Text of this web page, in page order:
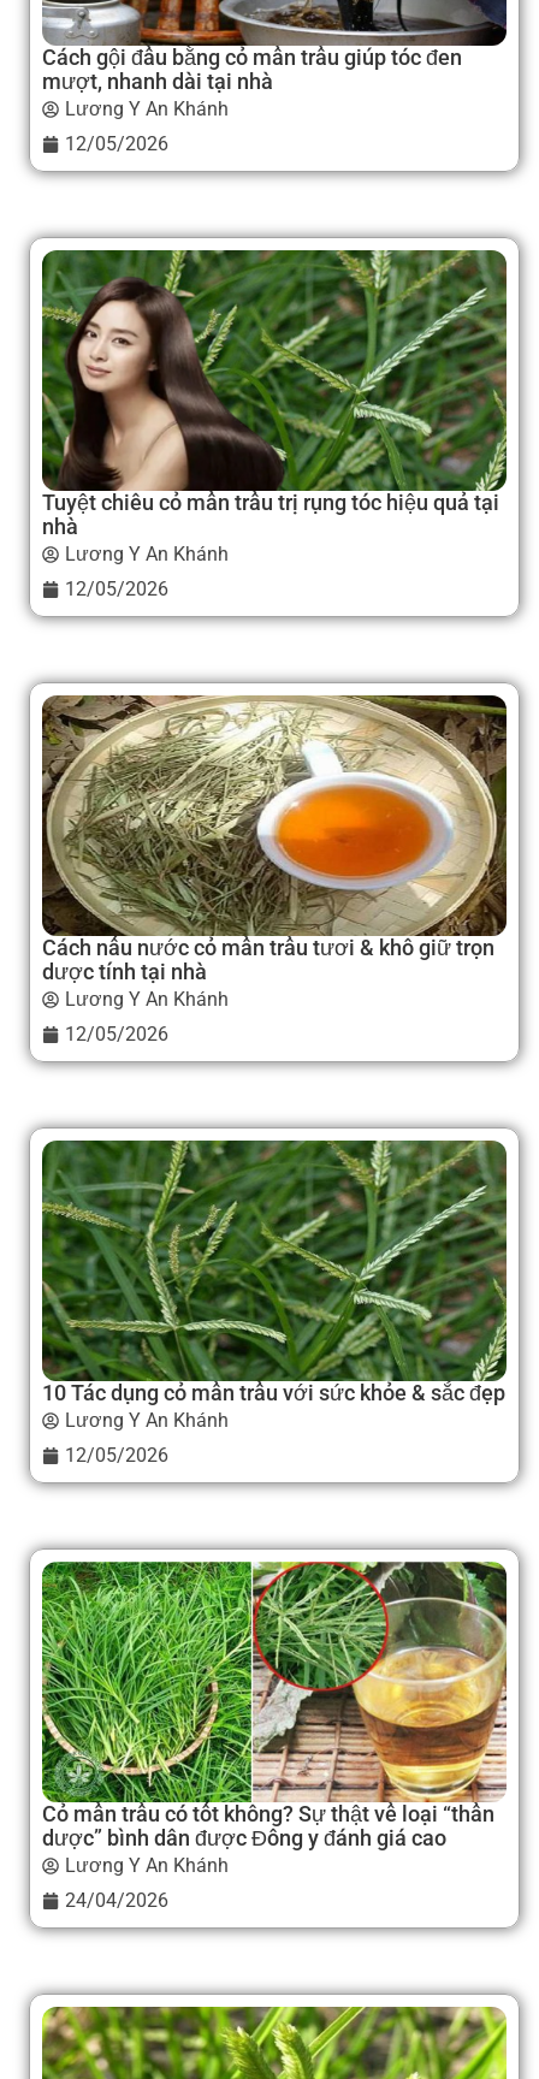
Cách gội đầu bằng cỏ mần trầu giúp tóc đen
mượt, nhanh dài tại nhà
Lương Y An Khánh
12/05/2026
Tuyệt chiêu cỏ mần trầu trị rụng tóc hiệu quả tại
nhà
Lương Y An Khánh
12/05/2026
Cách nấu nước cỏ mần trầu tươi & khô giữ trọn
dược tính tại nhà
Lương Y An Khánh
12/05/2026
10 Tác dụng cỏ mần trầu với sức khỏe & sắc đẹp
Lương Y An Khánh
12/05/2026
Cỏ mần trầu có tốt không? Sự thật về loại “thần
dược” bình dân được Đông y đánh giá cao
Lương Y An Khánh
24/04/2026